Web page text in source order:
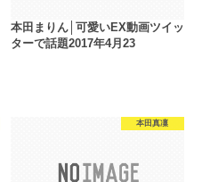
本田まりん│可愛いEX動画ツイッ
ターで話題2017年4月23
本田真凜